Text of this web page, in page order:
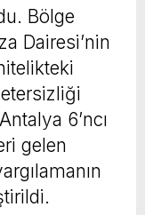
Bölge
Dairesi’nin
6’ncı
gelen